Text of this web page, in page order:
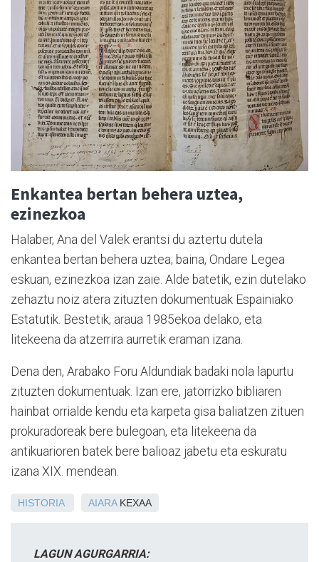
Enkantea bertan behera uztea,
ezinezkoa
Halaber, Ana del Valek erantsi du aztertu dutela
enkantea bertan behera uztea; baina, Ondare Legea
eskuan, ezinezkoa izan zaie. Alde batetik, ezin dutelako
zehaztu noiz atera zituzten dokumentuak Espainiako
Estatutik. Bestetik, araua 1985ekoa delako, eta
litekeena da atzerrira aurretik eraman izana.
Dena den, Arabako Foru Aldundiak badaki nola lapurtu
zituzten dokumentuak. Izan ere, jatorrizko bibliaren
hainbat orrialde kendu eta karpeta gisa baliatzen zituen
prokuradoreak bere bulegoan, eta litekeena da
antikuarioren batek bere balioaz jabetu eta eskuratu
izana XIX. mendean.
HISTORIA AIARAKEXAA
LAGUN AGURGARRIA: